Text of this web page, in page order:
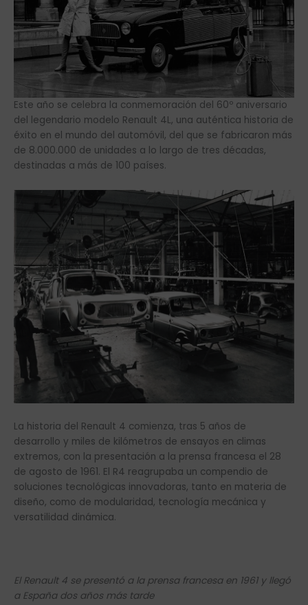
Este año se celebra la conmemoración del 60º aniversario
del legendario modelo Renault 4L, una auténtica historia de
éxito en el mundo del automóvil, del que se fabricaron más
de 8.000.000 de unidades a lo largo de tres décadas,
destinadas a más de 100 países.
La historia del Renault 4 comienza, tras 5 años de
desarrollo y miles de kilómetros de ensayos en climas
extremos, con la presentación a la prensa francesa el 28
de agosto de 1961. El R4 reagrupaba un compendio de
soluciones tecnológicas innovadoras, tanto en materia de
diseño, como de modularidad, tecnología mecánica y
versatilidad dinámica.
El Renault 4 se presentó a la prensa francesa en 1961 y llegó
a España dos años más tarde